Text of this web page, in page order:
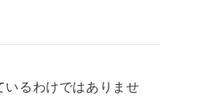
るわけではありませ